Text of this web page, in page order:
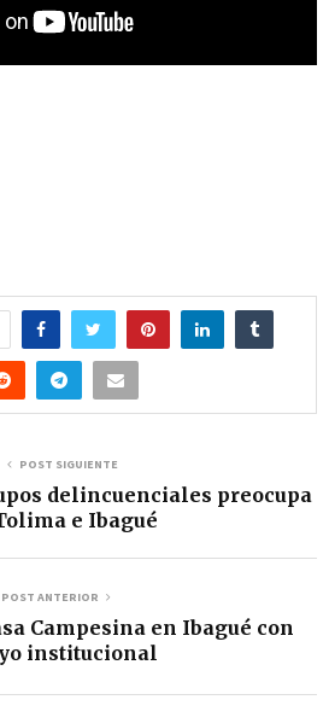
POST SIGUIENTE
delincuenciales preocupa
e Ibagué
POST ANTERIOR
Campesina en Ibagué con
institucional